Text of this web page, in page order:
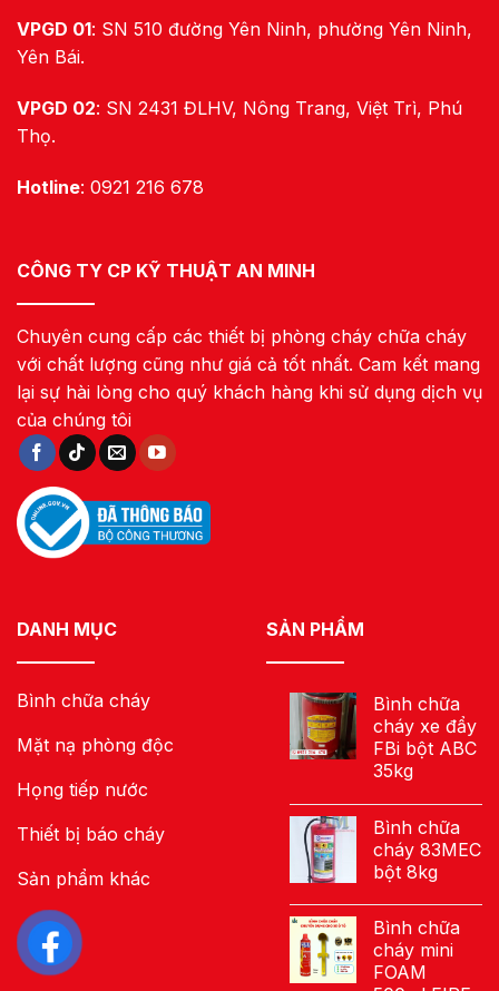
VPGD 01: SN 510 đường Yên Ninh, phường Yên Ninh,
Yên Bái.
VPGD 02: SN 2431 ĐLHV, Nông Trang, Việt Trì, Phú
Thọ.
Hotline: 0921 216 678
CÔNG TY CP KỸ THUẬT AN MINH
Chuyên cung cấp các thiết bị phòng cháy chữa cháy
với chất lượng cũng như giá cả tốt nhất. Cam kết mang
lại sự hài lòng cho quý khách hàng khi sử dụng dịch vụ
của chúng tôi
DANH MỤC
Bình chữa cháy
Mặt nạ phòng độc
Họng tiếp nước
Thiết bị báo cháy
Sản phẩm khác
SẢN PHẨM
Bình chữa
cháy xe đẩy
FBi bột ABC
35kg
Bình chữa
cháy 83MEC
bột 8kg
Bình chữa
cháy mini
FOAM